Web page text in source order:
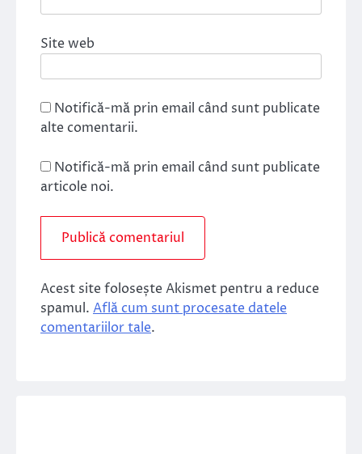
Site web
Notifică-mă prin email când sunt publicate
alte comentarii.
Notifică-mă prin email când sunt publicate
articole noi.
Acest site folosește Akismet pentru a reduce
spamul. Află cum sunt procesate datele
comentariilor tale.